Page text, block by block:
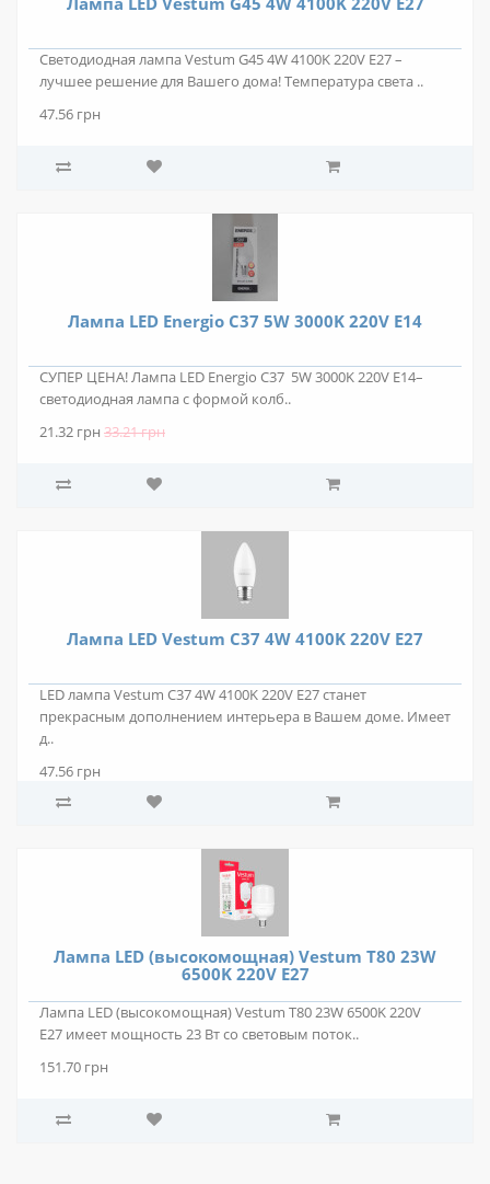
Светодиодная лампа Vestum G45 4W 4100K 220V E27 –
лучшее решение для Вашего дома! Температура света ..
47.56 грн
Лампа LED Energio C37 5W 3000K 220V E14
СУПЕР ЦЕНА! Лампа LED Energio C37 5W 3000K 220V E14–
светодиодная лампа с формой колб..
21.32 грн 33.21 грн
Лампа LED Vestum C37 4W 4100K 220V E27
LED лампа Vestum C37 4W 4100K 220V E27 станет
прекрасным дополнением интерьера в Вашем доме. Имеет
д..
47.56 грн
Лампа LED (высокомощная) Vestum T80 23W
6500K 220V E27
Лампа LED (высокомощная) Vestum T80 23W 6500K 220V
E27 имеет мощность 23 Вт со световым поток..
151.70 грн